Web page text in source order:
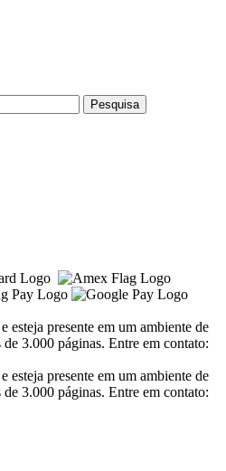
presente em um ambiente de
3.000 páginas. Entre em contato:
presente em um ambiente de
3.000 páginas. Entre em contato: